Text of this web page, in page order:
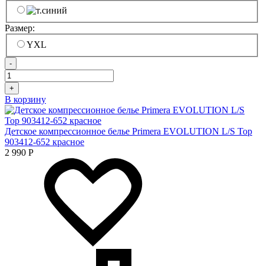
Размер:
YXL
-
+
В корзину
Детское компрессионное белье Primera EVOLUTION L/S Top
903412-652 красное
2 990 Р